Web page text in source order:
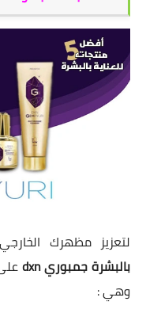
لتعزيز مظهرك
بالبشرة جمبوري dxn
وهي :